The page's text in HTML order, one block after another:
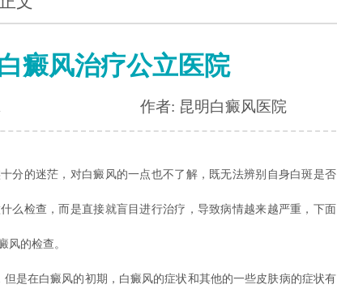
癜风治疗公立医院
作者: 昆明白癜风医院
分的迷茫，对白癜风的一点也不了解，既无法辨别自身白斑是否
么检查，而是直接就盲目进行治疗，导致病情越来越严重，下面
风的检查。
但是在白癜风的初期，白癜风的症状和其他的一些皮肤病的症状有